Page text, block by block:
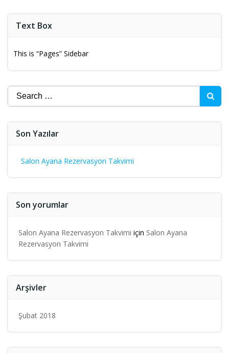
Text Box
This is “Pages” Sidebar
Son Yazılar
Salon Ayana Rezervasyon Takvimi
Son yorumlar
Salon Ayana Rezervasyon Takvimi için Salon Ayana
Rezervasyon Takvimi
Arşivler
Şubat 2018